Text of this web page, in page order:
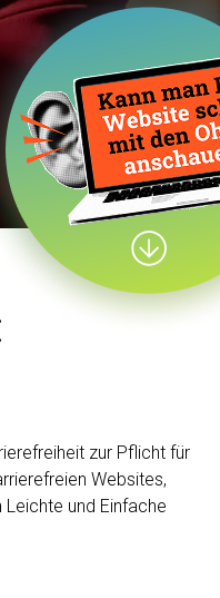
zur Pflicht für
Websites,
und Einfache